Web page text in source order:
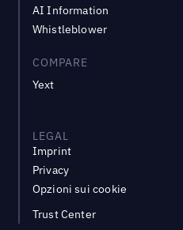
AI Information
Whistleblower
COMPARE
Yext
LEGAL
Imprint
Privacy
Opzioni sui cookie
Trust Center